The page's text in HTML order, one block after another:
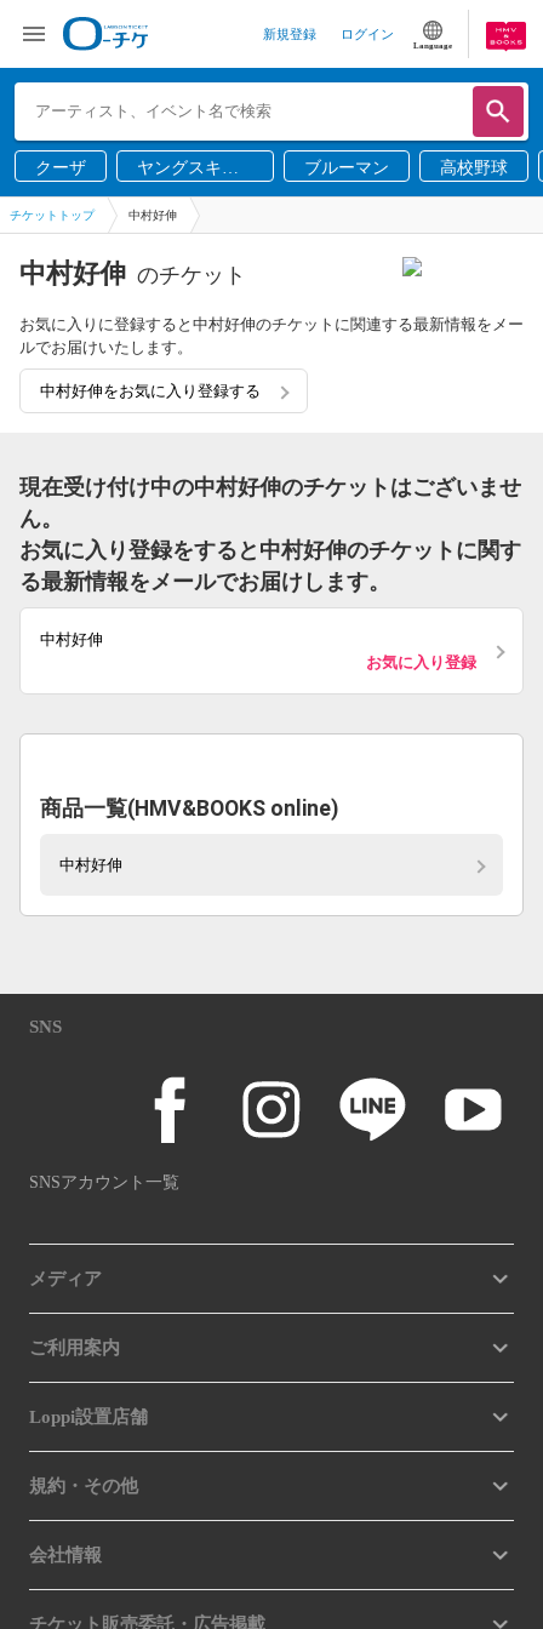
新規登録 ログイン
Language
クーザ
ヤングスキニ
ー
ブルーマン 高校野球
チケットトップ 中村好伸
中村好伸 のチケット
お気に入りに登録すると中村好伸のチケットに関連する最新情報をメー
ルでお届けいたします。
中村好伸をお気に入り登録する
現在受け付け中の中村好伸のチケットはございませ
ん。
お気に入り登録をすると中村好伸のチケットに関す
る最新情報をメールでお届けします。
中村好伸
お気に入り登録
商品一覧(HMV&BOOKS online)
中村好伸
SNS
SNSアカウント一覧
メディア
ご利用案内
Loppi設置店舗
規約・その他
会社情報
チケット販売委託・広告掲載